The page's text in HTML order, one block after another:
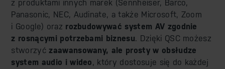
z produktami innych marek (Sennheiser, Barco,
Panasonic, NEC, Audinate, a także Microsoft, Zoom
i Google) oraz rozbudowywać system AV zgodnie
z rosnącymi potrzebami biznesu. Dzięki QSC możesz
stworzyć zaawansowany, ale prosty w obsłudze
system audio i wideo, który dostosuje się do każdej